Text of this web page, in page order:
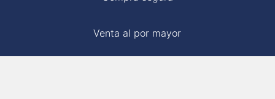
Venta al por mayor